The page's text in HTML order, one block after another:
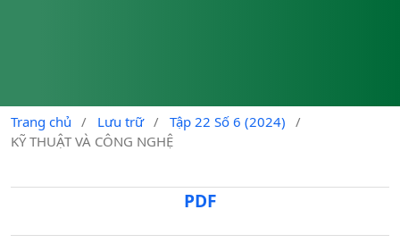
Trang chủ / Lưu trữ / Tập 22 Số 6 (2024)
/
KỸ THUẬT VÀ CÔNG NGHỆ
PDF